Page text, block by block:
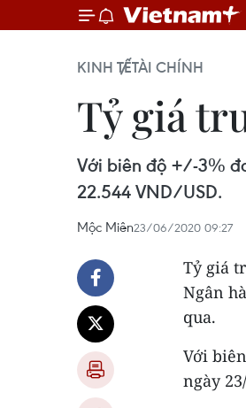
KINH TẾTÀI CHÍNH
Tỷ giá
Với biên độ +/-3%
22.544 VND/USD.
Mộc Miên23/06/2020 09:27
Tỷ giá
Ngân
qua.
Với
ngày